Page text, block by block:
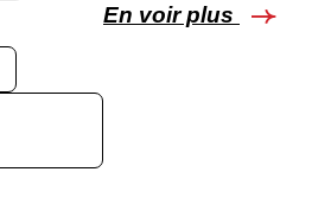
En voir plus